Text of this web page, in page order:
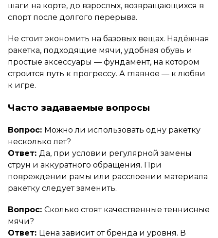
шаги на корте, до взрослых, возвращающихся в
спорт после долгого перерыва.
Не стоит экономить на базовых вещах. Надёжная
ракетка, подходящие мячи, удобная обувь и
простые аксессуары — фундамент, на котором
строится путь к прогрессу. А главное — к любви
к игре.
Часто задаваемые вопросы
Вопрос: Можно ли использовать одну ракетку
несколько лет?
Ответ: Да, при условии регулярной замены
струн и аккуратного обращения. При
повреждении рамы или расслоении материала
ракетку следует заменить.
Вопрос: Сколько стоят качественные теннисные
мячи?
Ответ: Цена зависит от бренда и уровня. В